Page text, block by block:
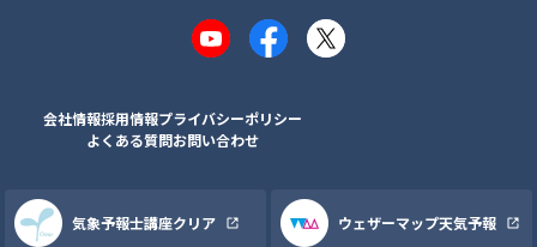
YouTubeFacebook
X
会社情報採用情報プライバシーポリシー
よくある質問お問い合わせ
気象予報士講座クリア ウェザーマップ天気予報